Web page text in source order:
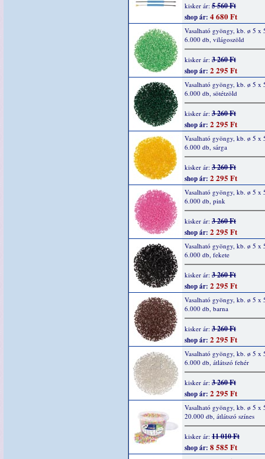
kisker ár: 5 560 Ft
shop ár: 4 680 Ft
Vasalható gyöngy, kb. ø 5 x
6.000 db, világoszöld
kisker ár: 3 260 Ft
shop ár: 2 295 Ft
Vasalható gyöngy, kb. ø 5 x
6.000 db, sötétzöld
kisker ár: 3 260 Ft
shop ár: 2 295 Ft
Vasalható gyöngy, kb. ø 5 x
6.000 db, sárga
kisker ár: 3 260 Ft
shop ár: 2 295 Ft
Vasalható gyöngy, kb. ø 5 x
6.000 db, pink
kisker ár: 3 260 Ft
shop ár: 2 295 Ft
Vasalható gyöngy, kb. ø 5 x
6.000 db, fekete
kisker ár: 3 260 Ft
shop ár: 2 295 Ft
Vasalható gyöngy, kb. ø 5 x
6.000 db, barna
kisker ár: 3 260 Ft
shop ár: 2 295 Ft
Vasalható gyöngy, kb. ø 5 x
6.000 db, átlátszó fehér
kisker ár: 3 260 Ft
shop ár: 2 295 Ft
Vasalható gyöngy, kb. ø 5 x
20.000 db, átlátszó színes
kisker ár: 11 010 Ft
shop ár: 8 585 Ft